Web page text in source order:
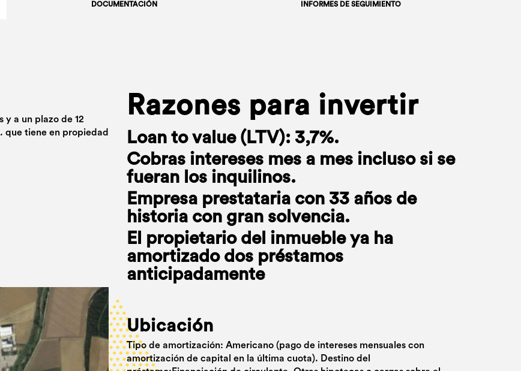
DOCUMENTACIÓN INFORMES DE SEGUIMIENTO
y a un plazo de 12
que tiene en propiedad
Razones para invertir
Loan to value (LTV): 3,7%.
Cobras intereses mes a mes incluso si se
fueran los inquilinos.
Empresa prestataria con 33 años de
historia con gran solvencia.
El propietario del inmueble ya ha
amortizado dos préstamos
anticipadamente
Ubicación
Tipo de amortización: Americano (pago de intereses mensuales con
amortización de capital en la última cuota). Destino del